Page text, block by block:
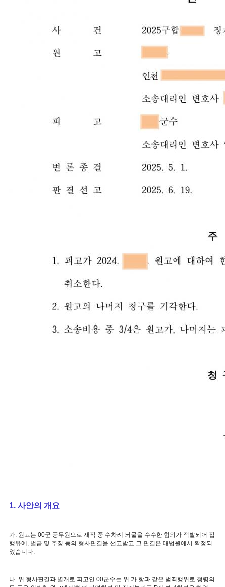
1. 사안의 개요
가. 원고는 00군 공무원으로 재직 중 수차례 뇌물을 수수한 혐의가 적발되어 집
행유예, 벌금 및 추징 등의 형사판결을 선고받고 그 판결은 대법원에서 확정되
었습니다.
나. 위 형사판결과 별개로 피고인 00군수는 위 가.항과 같은 범죄행위로 청령의